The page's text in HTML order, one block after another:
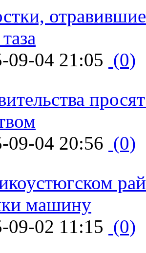
09-04 21:05 (0)
09-04 20:56 (0)
машину
09-02 11:15 (0)